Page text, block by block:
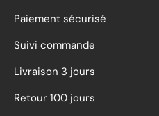
Paiement sécurisé
Suivi commande
Livraison 3 jours
Retour 100 jours